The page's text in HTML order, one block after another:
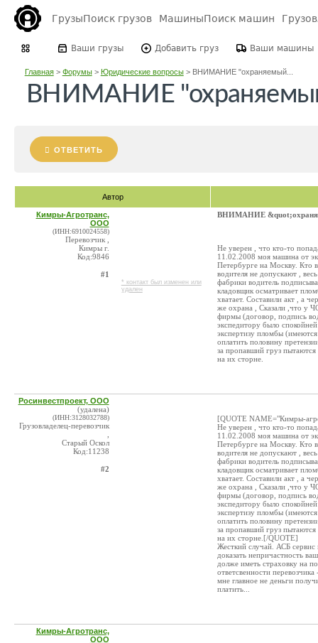
ГрузыПоиск грузов МашиныПоиск машин
Ваши грузы Добавить груз Ваши машины
Главная> Форумы> Юридические вопросы> ВНИМАНИЕ "охраняемый...
ВНИМАНИЕ
ОТВЕТИТЬ
Автор
Кимры-Агротранс,
ООО
(ИНН:6910024558)
Перевозчик ,
Кимры г.
Код:9846
#1
* контакт был изменен или
удален
ВНИМАНИЕ
Не уверен , что кто-то
11.02.2008 моя машина от
Петербурге на Москву. Кто
водителя не допускают ,
фабрики водитель
кладовщик осматривает
хватает. Составили акт , а
же охрана , Сказали ,что у
фирмы (договор, подпись
экспедитору было
экспертизу пломбы (имеются
оплатить половину
за пропавший груз
на их сторне.
Росинвестпроект, ООО
(удалена)
(ИНН:3128032788)
Грузовладелец-перевозчик
Старый Оскол
Код:11238
#2
[QUOTE NAME="Кимры-
Не уверен , что кто-то
11.02.2008 моя машина от
Петербурге на Москву. Кто
водителя не допускают ,
фабрики водитель
кладовщик осматривает
хватает. Составили акт , а
же охрана , Сказали ,что у
фирмы (договор, подпись
экспедитору было
экспертизу пломбы (имеются
оплатить половину
за пропавший груз
на их сторне.[/QUOTE]
Жесткий случай. АСБ сервис
доказать непричастность
долже иметь страховку на
ответсвенности
мне главное не деньги
платить...
Кимры-Агротранс,
ООО